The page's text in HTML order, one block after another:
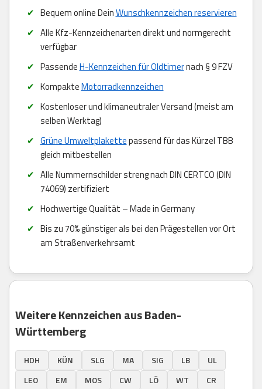
Bequem online DeinWunschkennzeichen reservieren
Alle Kfz-Kennzeichenarten direkt und normgerecht
verfügbar
PassendeH-Kennzeichen für Oldtimernach § 9 FZV
KompakteMotorradkennzeichen
Kostenloser und klimaneutraler Versand (meist am
selben Werktag)
Grüne Umweltplakettepassend für das Kürzel TBB
gleich mitbestellen
Alle Nummernschilder streng nach DIN CERTCO (DIN
74069) zertifiziert
Hochwertige Qualität – Made in Germany
Bis zu 70% günstiger als bei den Prägestellen vor Ort
am Straßenverkehrsamt
Weitere Kennzeichen aus Baden-
Württemberg
HDH KÜN SLG MA SIG LB
UL
LEO
EM MOS CW LÖ WT
CR